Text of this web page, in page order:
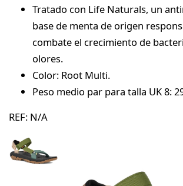
Tratado con Life Naturals, un
base de menta de origen
combate el crecimiento de
olores.
Color: Root Multi.
Peso medio par para talla UK 8:
REF: N/A